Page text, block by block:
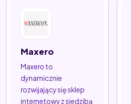
Maxero
Maxero to
dynamicznie
rozwijający się sklep
internetowy z siedzibą